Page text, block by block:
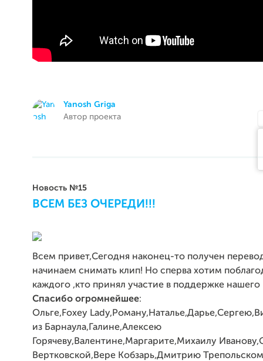
Yanosh Griga
Автор проекта
Новость №15
ВСЕМ БЕЗ ОЧЕРЕДИ!!!
Всем привет,Сегодня наконец-то получен
начинаем снимать клип! Но сперва хотим
каждого ,кто принял участие в поддержке нашего
Спасибо огромнейшее:
Ольге,Foxey
из Барнаула,Галине,Алексею
Горячеву,Валентине,Маргарите,Михаилу
Вертковской,Вере Кобзарь,Дмитрию